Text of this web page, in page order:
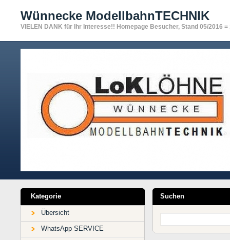
Wünnecke ModellbahnTECHNIK
VIELEN DANK für Ihr Interesse!! Homepage Besucher, Stand 05/2016 =
Kategorie
Übersicht
WhatsApp SERVICE
Suchen